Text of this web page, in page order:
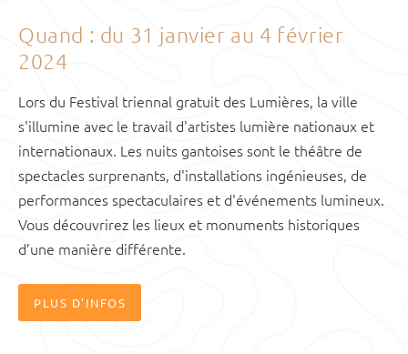
Quand : du 31 janvier au 4 février
2024
Lors du Festival triennal gratuit des Lumières, la ville
s'illumine avec le travail d'artistes lumière nationaux et
internationaux. Les nuits gantoises sont le théâtre de
spectacles surprenants, d'installations ingénieuses, de
performances spectaculaires et d'événements lumineux.
Vous découvrirez les lieux et monuments historiques
d’une manière différente.
PLUS D'INFOS